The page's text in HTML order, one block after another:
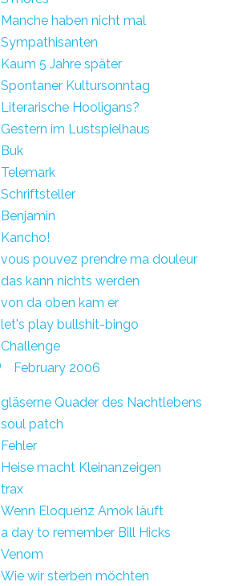
Manche haben nicht mal
Sympathisanten
Kaum 5 Jahre später
Spontaner Kultursonntag
Literarische Hooligans?
Gestern im Lustspielhaus
Buk
Telemark
Schriftsteller
Benjamin
Kancho!
vous pouvez prendre ma douleur
das kann nichts werden
von da oben kam er
let's play bullshit-bingo
Challenge
February 2006
gläserne Quader des Nachtlebens
soul patch
Fehler
Heise macht Kleinanzeigen
trax
Wenn Eloquenz Amok läuft
a day to remember Bill Hicks
Venom
Wie wir sterben möchten